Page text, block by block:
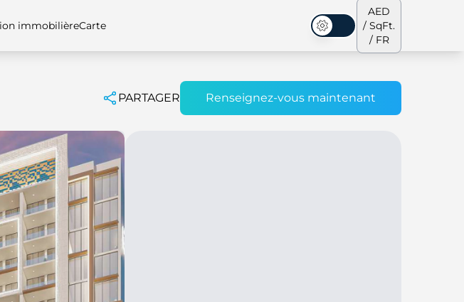
Maisons de villeMaisons de ville
immobilièreCarte
Mode sombre
AED
/ SqFt.
/ FR
PARTAGER Renseignez-vous maintenant